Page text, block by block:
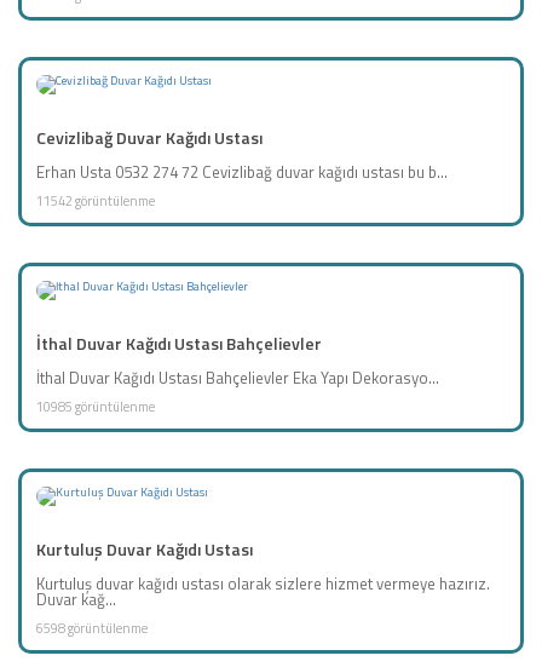
Cevizlibağ Duvar Kağıdı Ustası
Erhan Usta 0532 274 72 Cevizlibağ duvar kağıdı ustası bu b...
11542 görüntülenme
İthal Duvar Kağıdı Ustası Bahçelievler
İthal Duvar Kağıdı Ustası Bahçelievler Eka Yapı Dekorasyo...
10985 görüntülenme
Kurtuluş Duvar Kağıdı Ustası
Kurtuluş duvar kağıdı ustası olarak sizlere hizmet vermeye hazırız.
Duvar kağ...
6598 görüntülenme